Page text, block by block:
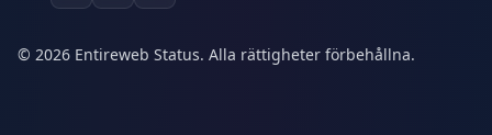
© 2026 Entireweb Status. Alla rättigheter förbehållna.